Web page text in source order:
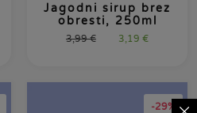
Jagodni sirup brez
obresti, 250ml
3,99€ 3,19 €
-29%